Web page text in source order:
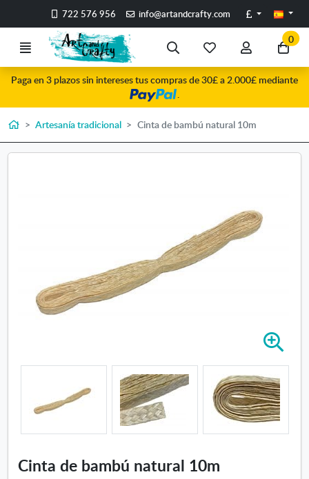
Ir al contenido principal de la página
722 576 956 info@artandcrafty.com Libras
Menú Búsqueda
artículos
favoritos
cuenta
Ir
a
mi
0
Paga en 3 plazos sin intereses tus compras de 30£ a 2.000£ mediante
InicioArtesanía tradicional Cinta de bambú natural 10m
p
Cinta de bambú natural 10m